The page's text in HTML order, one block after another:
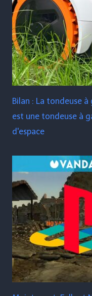
Bilan : La tondeuse
est une tondeuse à
d'espace